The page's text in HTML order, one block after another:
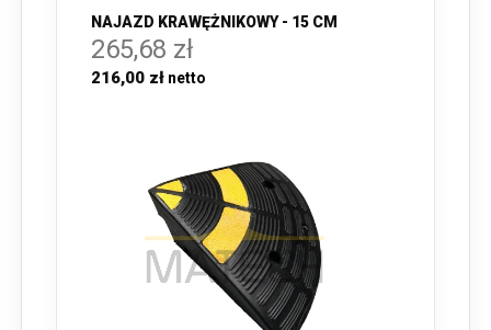
NAJAZD KRAWĘŻNIKOWY - 15 CM
265,68 zł
216,00 zł